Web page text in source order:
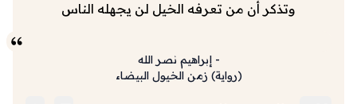
وتذكر أن من تعرفه الخيل لن يجهله الناس
-إبراهيم نصر الله
(رواية) زمن الخيول البيضاء